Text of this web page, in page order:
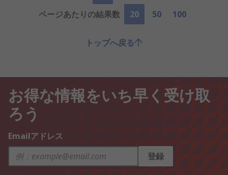
ページあたりの結果数
20 50 100
トップへ戻る
お得な情報をいち早く受け取
ろう
Emailアドレス
登録